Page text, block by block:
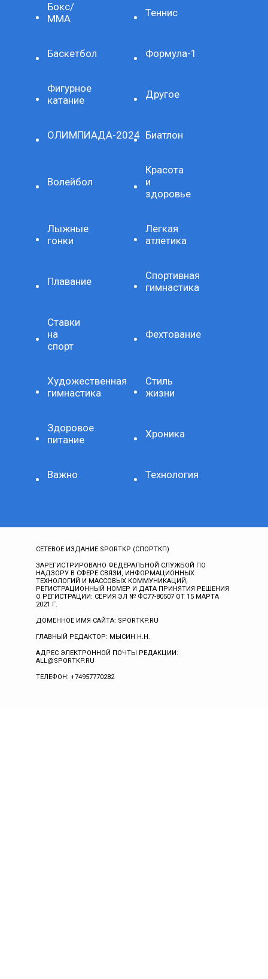
Бокс/
ММА
Теннис
Баскетбол Формула-1
Фигурное
катание
Другое
ОЛИМПИАДА-2024 Биатлон
Волейбол
Красота
и
здоровье
Лыжные
гонки
Легкая
атлетика
Плавание
Спортивная
гимнастика
Ставки
на
спорт
Фехтование
Художественная
гимнастика
Стиль
жизни
Здоровое
питание
Хроника
Важно Технология
СЕТЕВОЕ ИЗДАНИЕ SPORTKP (СПОРТКП)
ЗАРЕГИСТРИРОВАНО ФЕДЕРАЛЬНОЙ СЛУЖБОЙ ПО
НАДЗОРУ В СФЕРЕ СВЯЗИ, ИНФОРМАЦИОННЫХ
ТЕХНОЛОГИЙ И МАССОВЫХ КОММУНИКАЦИЙ,
РЕГИСТРАЦИОННЫЙ НОМЕР И ДАТА ПРИНЯТИЯ РЕШЕНИЯ
О РЕГИСТРАЦИИ: СЕРИЯ ЭЛ № ФС77-80507 ОТ 15 МАРТА
2021 Г.
ДОМЕННОЕ ИМЯ САЙТА: SPORTKP.RU
ГЛАВНЫЙ РЕДАКТОР: МЫСИН Н.Н.
АДРЕС ЭЛЕКТРОННОЙ ПОЧТЫ РЕДАКЦИИ:
ALL@SPORTKP.RU
ТЕЛЕФОН: +74957770282